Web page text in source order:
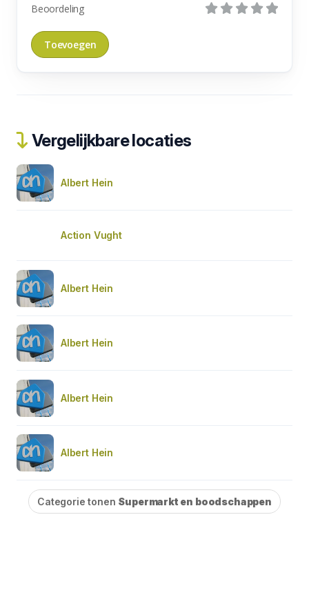
Beoordeling
Vergelijkbare locaties
Albert Hein
Action Vught
Albert Hein
Albert Hein
Albert Hein
Albert Hein
Categorie tonen Supermarkt en boodschappen